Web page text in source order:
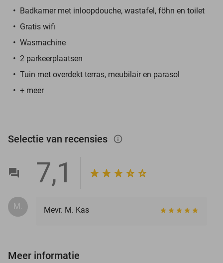
Badkamer met inloopdouche, wastafel, föhn en toilet
Gratis wifi
Wasmachine
2 parkeerplaatsen
Tuin met overdekt terras, meubilair en parasol
+ meer
Selectie van recensies info_outlined
7,1
M. Mevr. M. Kas
Meer informatie